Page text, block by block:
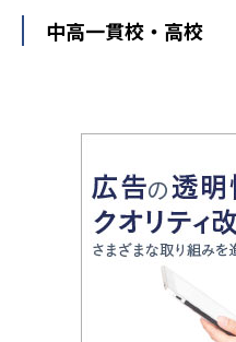
中部
愛知県
静岡県
大阪府
兵庫県
鳥取県
島根県
香川県
武田塾
大学受験
教育全般
大学受験塾の選び方
中学受験に熱心な市区
小学校受験
家庭教師
開成番長直伝！子ども
運動と遊びを考える
情報Ⅰ、数学が苦手な
アップ法
悩み多き「大学受験」
英語・英会話・英検対策
小学校教師が解説！中
中高一貫校・高校
大学入試改革
ママテクエグザム
進化する中高一貫校・